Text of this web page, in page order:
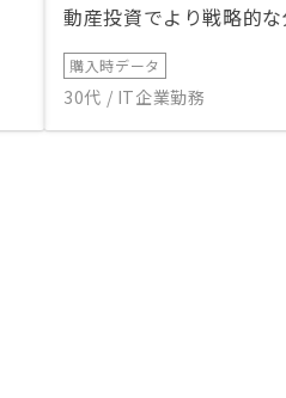
動産投資でより戦略的
購入時データ
30代 / IT企業勤務